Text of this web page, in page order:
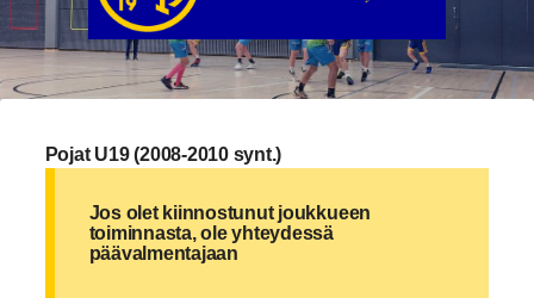
Pojat U19 (2008-2010 synt.)
Jos olet kiinnostunut joukkueen
toiminnasta, ole yhteydessä
päävalmentajaan